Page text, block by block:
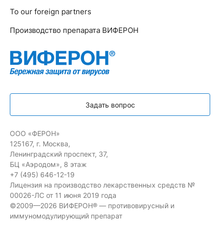
To our foreign partners
Производство препарата ВИФЕРОН
Задать вопрос
ООО «ФЕРОН»
125167, г. Москва,
Ленинградский проспект, 37,
БЦ «Аэродом», 8 этаж
+7 (495) 646-12-19
Лицензия на производство лекарственных средств №
00026-ЛС от 11 июня 2019 года
©2009—2026 ВИФЕРОН® — противовирусный и
иммуномодулирующий препарат